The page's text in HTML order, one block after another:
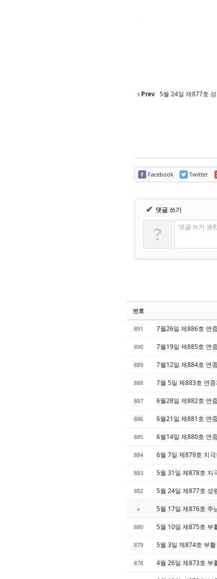
Prev 5월 24일 제877호
Facebook Twitter
✔ 댓글 쓰기
? 댓글 쓰기 권
번호
891 7월26일 제886호 연
890 7월19일 제885호 연
889 7월12일 제884호 연
888 7월 5일 제883호 연
887 6월28일 제882호 연
886 6월21일 제881호 연
885 6월14일 제880호 연
884 6월 7일 제879호 지
883 5월 31일 제878호 지
882 5월 24일 제877호 성
» 5월 17일 제876호 주
880 5월 10일 제875호 부
879 5월 3일 제874호 부
878 4월 26일 제873호 부